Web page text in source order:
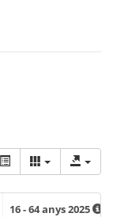
16 - 64 anys 2025
16 - 64 anys 2025